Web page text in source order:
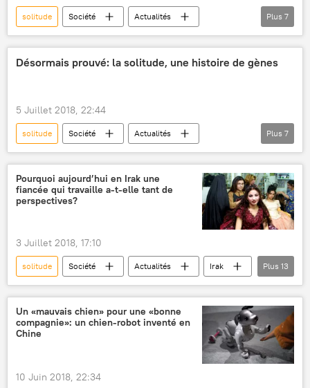
solitude Société
Actualités
cancer
santé
chercheurs
étude
stress
maladies
Plus 7
Désormais prouvé: la solitude, une histoire de gènes
5 Juillet 2018, 22:44
solitude Société
Actualités
Royaume-Uni
chercheurs
étude
gènes
Sciences et tech
Plus 7
Pourquoi aujourd’hui en Irak une
fiancée qui travaille a-t-elle tant de
perspectives?
3 Juillet 2018, 17:10
solitude Société Actualités
Irak
Maysan
Fatimah Kathem
Bramah Feisal
Jamilah Abdallah Hasan
Sputnik
Al-Araby al-Jadid
mariage
Plus 13
Un «mauvais chien» pour une «bonne
compagnie»: un chien-robot inventé en
Chine
10 Juin 2018, 22:34